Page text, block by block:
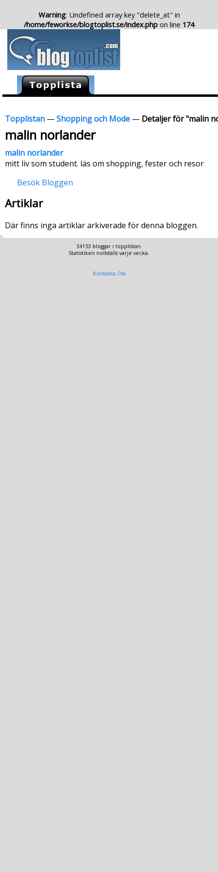
Warning: Undefined array key "delete_at" in
/home/feworkse/blogtoplist.se/index.php on line 174
Topplistan —Shopping och Mode — Detaljer för "malin
malin norlander
malin norlander
mitt liv som student. läs om shopping, fester och resor
Besök Bloggen
Artiklar
Där finns inga artiklar arkiverade för denna bloggen.
34153 bloggar i topplistan.
Statistiken nollställs varje vecka.
Kontakta Oss